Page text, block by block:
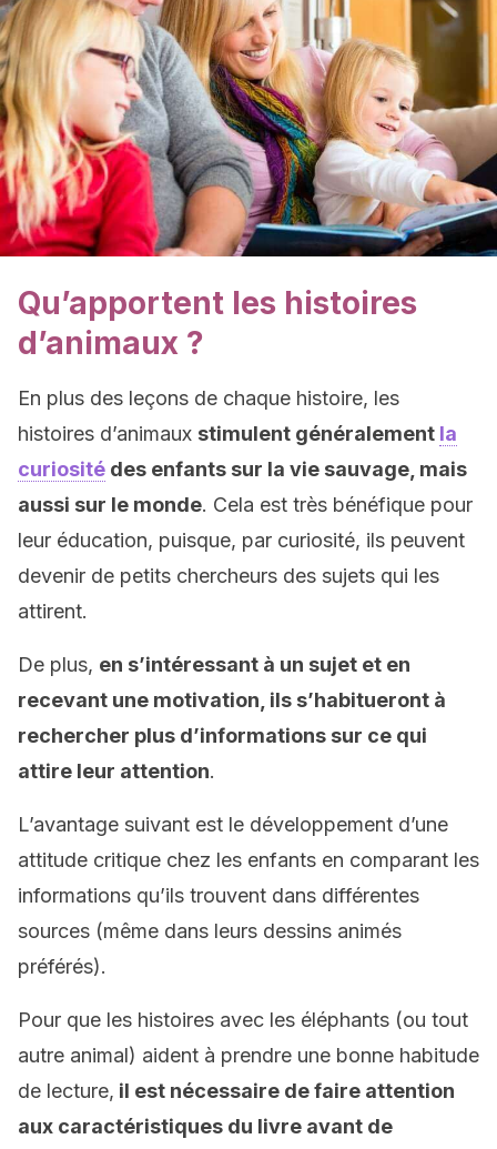
Qu’apportent les histoires
d’animaux ?
En plus des leçons de chaque histoire, les
histoires d’animaux stimulent généralement la
curiosité des enfants sur la vie sauvage, mais
aussi sur le monde. Cela est très bénéfique pour
leur éducation, puisque, par curiosité, ils peuvent
devenir de petits chercheurs des sujets qui les
attirent.
De plus, en s’intéressant à un sujet et en
recevant une motivation, ils s’habitueront à
rechercher plus d’informations sur ce qui
attire leur attention.
L’avantage suivant est le développement d’une
attitude critique chez les enfants en comparant les
informations qu’ils trouvent dans différentes
sources (même dans leurs dessins animés
préférés).
Pour que les histoires avec les éléphants (ou tout
autre animal) aident à prendre une bonne habitude
de lecture, il est nécessaire de faire attention
aux caractéristiques du livre avant de